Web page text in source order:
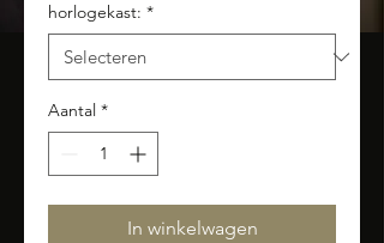
horlogekast: *
Aantal *
In winkelwagen